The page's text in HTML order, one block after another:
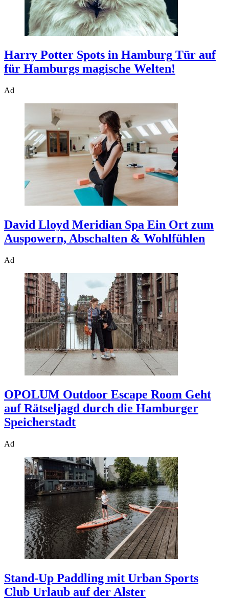
Harry Potter Spots in Hamburg Tür auf
für Hamburgs magische Welten!
Ad
David Lloyd Meridian Spa Ein Ort zum
Auspowern, Abschalten & Wohlfühlen
Ad
OPOLUM Outdoor Escape Room Geht
auf Rätseljagd durch die Hamburger
Speicherstadt
Ad
Stand-Up Paddling mit Urban Sports
Club Urlaub auf der Alster